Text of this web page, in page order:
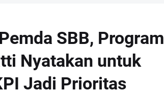
SBB, Program
Nyatakan untuk
Jadi Prioritas